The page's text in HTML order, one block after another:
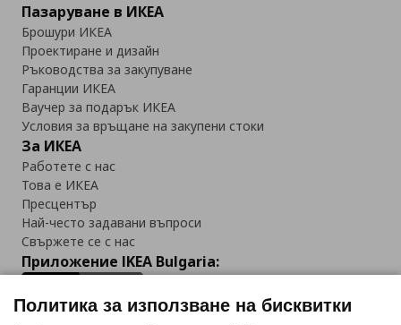
Пазаруване в ИКЕА
Брошури ИКЕА
Проектиране и дизайн
Ръководства за закупуване
Гаранции ИКЕА
Ваучер за подарък ИКЕА
Условия за връщане на закупени стоки
За ИКЕА
Работете с нас
Това е ИКЕА
Пресцентър
Най-често задавани въпроси
Свържете се с нас
Приложение IKEA Bulgaria:
Политика за използване на бисквитки